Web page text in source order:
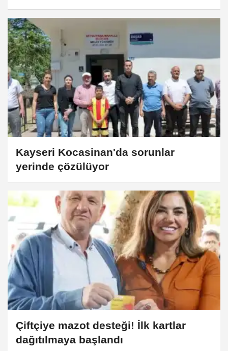
Kayseri Kocasinan'da sorunlar
yerinde çözülüyor
Çiftçiye mazot desteği! İlk kartlar
dağıtılmaya başlandı